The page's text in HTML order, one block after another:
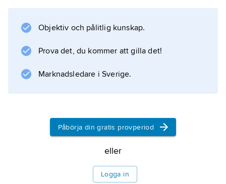
Information om artikeln
Objektiv och pålitlig kunskap.
Prova det, du kommer att gilla det!
Marknadsledare i Sverige.
Påbörja din gratis provperiod
eller
Logga in